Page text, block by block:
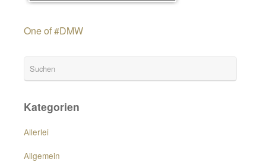
One of #DMW
Kategorien
Allerlei
Allgemein